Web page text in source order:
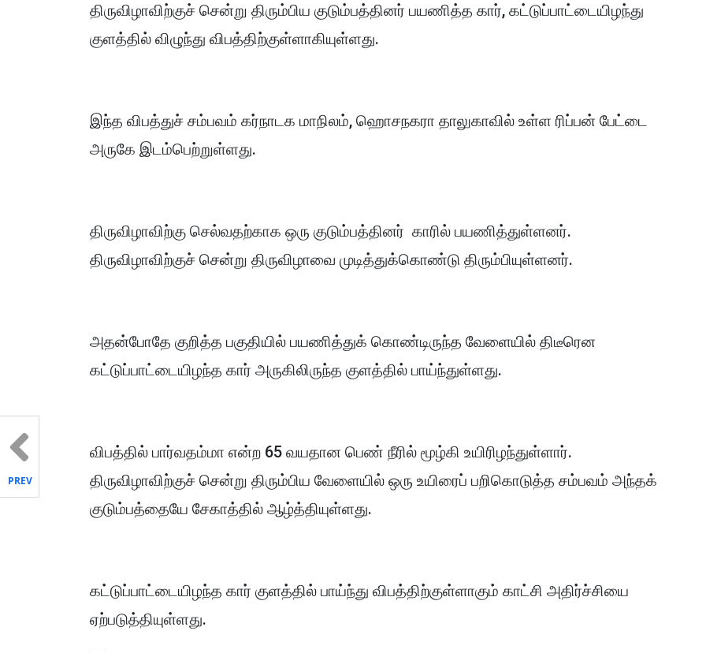
திருவிழாவிற்குச் சென்று திரும்பிய குடும்பத்தினர் பயணித்த கார், கட்டுப்பாட்டையிழந்து
குளத்தில் விழுந்து விபத்திற்குள்ளாகியுள்ளது.
இந்த விபத்துச் சம்பவம் கர்நாடக மாநிலம், ஹொசநகரா தாலுகாவில் உள்ள ரிப்பன் பேட்டை
அருகே இடம்பெற்றுள்ளது.
திருவிழாவிற்கு செல்வதற்காக ஒரு குடும்பத்தினர் காரில் பயணித்துள்ளனர்.
திருவிழாவிற்குச் சென்று திருவிழாவை முடித்துக்கொண்டு திரும்பியுள்ளனர்.
அதன்போதே குறித்த பகுதியில் பயணித்துக் கொண்டிருந்த வேளையில் திடீரென
கட்டுப்பாட்டையிழந்த கார் அருகிலிருந்த குளத்தில் பாய்ந்துள்ளது.
விபத்தில் பார்வதம்மா என்ற 65 வயதான பெண் நீரில் மூழ்கி உயிரிழந்துள்ளார்.
திருவிழாவிற்குச் சென்று திரும்பிய வேளையில் ஒரு உயிரைப் பறிகொடுத்த சம்பவம் அந்தக்
குடும்பத்தையே சேகாத்தில் ஆழ்த்தியுள்ளது.
கட்டுப்பாட்டையிழந்த கார் குளத்தில் பாய்ந்து விபத்திற்குள்ளாகும் காட்சி அதிர்ச்சியை
ஏற்படுத்தியுள்ளது.
PREV